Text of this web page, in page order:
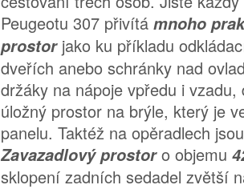
Peugeotu 307 přivítá mnoho
prostor jako ku příkladu
dveřích anebo schránky nad
držáky na nápoje vpředu i
úložný prostor na brýle, který je
panelu. Taktéž na opěradlech
Zavazadlový prostoro objemu
sklopení zadních sedadel zvětší